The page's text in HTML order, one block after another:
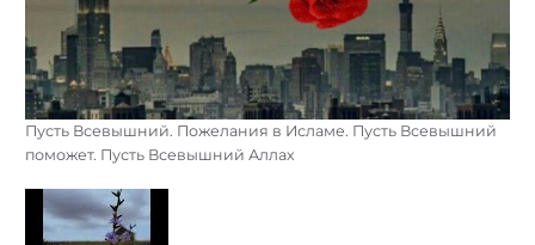
Пусть Всевышний. Пожелания в Исламе. Пусть Всевышний
поможет. Пусть Всевышний Аллах